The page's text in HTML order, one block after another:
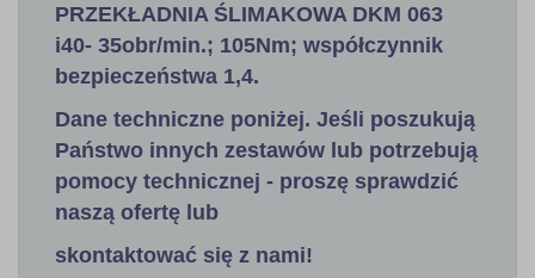
PRZEKŁADNIA ŚLIMAKOWA DKM 063
i40- 35obr/min.; 105Nm; współczynnik
bezpieczeństwa 1,4.
Dane techniczne poniżej. Jeśli poszukują
Państwo innych zestawów lub potrzebują
pomocy technicznej - proszę sprawdzić
naszą ofertę lub
skontaktować się z nami!